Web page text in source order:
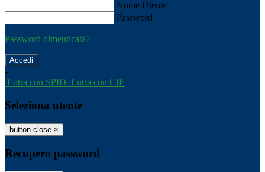
Nome Utente
Password
Password dimenticata?
-
Entra con SPID Entra con CIE
Seleziona utente
button close ×
Recupero password